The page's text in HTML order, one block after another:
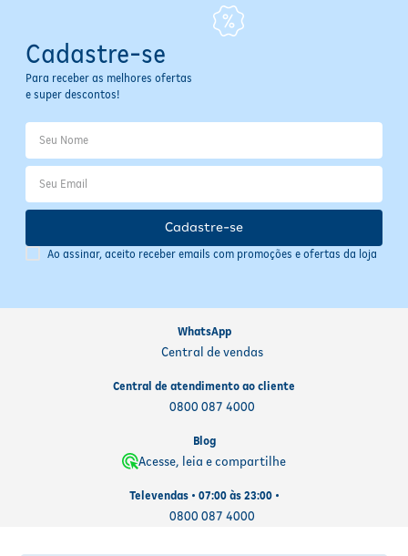
Se já estiver perto do horário da próxima
dose, pule a dose esquecida e retome o horário habitual.
Nunca dobre a dose:Não tome duas doses ao mesmo tempo
para compensar o esquecimento — isso pode causar efeitos
farmacêutico ou médico responsável antes de continuar o
tratamento.
Cadastre-se
Para receber as melhores ofertas
e super descontos!
Ao assinar, aceito receber emails com promoções e ofertas da loja
Cadastre-se
WhatsApp
Central de vendas
Central de atendimento ao cliente
0800 087 4000
Blog
Acesse, leia e compartilhe
Televendas • 07:00 às 23:00 •
0800 087 4000